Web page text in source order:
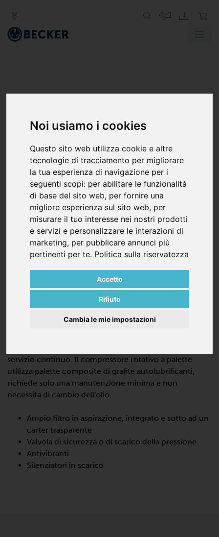
Noi usiamo i cookies
Questo sito web utilizza cookie e altre
tecnologie di tracciamento per migliorare
la tua esperienza di navigazione per i
seguenti scopi: per abilitare le funzionalità
di base del sito web, per fornire una
migliore esperienza sul sito web, per
misurare il tuo interesse nei nostri prodotti
e servizi e personalizzare le interazioni di
marketing, per pubblicare annunci più
pertinenti per te. Politica sulla riservatezza
Accetto
Rifiuto
Cambia le mie impostazioni
DTLF 2.500
COMPRESSORI A PALETTE, SENZA
servizio continuo. Il compressore rotativo a palette
utilizza palette composite di grafite autolubrificanti,
richiede solo una manutenzione minima e non
necessita di cambio dell'olio.
Ampio filtro in aspirazione, integrato e sotto ad un
carter trasparente
Valvola di sicurezza o di scarico della pressione
Antivibranti
Silenziatori in scarico